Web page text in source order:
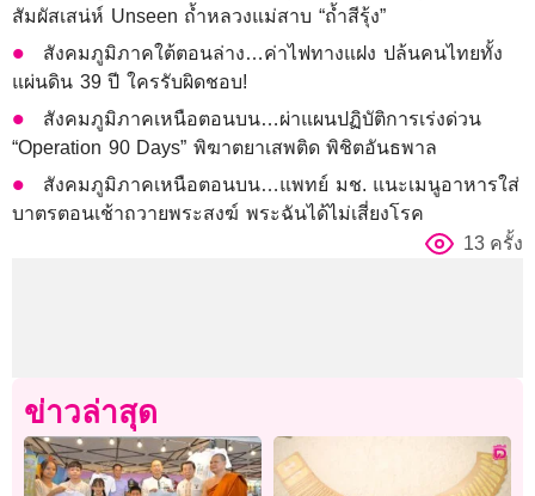
สัมผัสเสน่ห์ Unseen ถ้ำหลวงแม่สาบ “ถ้ำสีรุ้ง”
สังคมภูมิภาคใต้ตอนล่าง…ค่าไฟทางแฝง ปล้นคนไทยทั้ง
แผ่นดิน 39 ปี ใครรับผิดชอบ!
สังคมภูมิภาคเหนือตอนบน…ผ่าแผนปฏิบัติการเร่งด่วน
“Operation 90 Days” พิฆาตยาเสพติด พิชิตอันธพาล
สังคมภูมิภาคเหนือตอนบน…แพทย์ มช. แนะเมนูอาหารใส่
บาตรตอนเช้าถวายพระสงฆ์ พระฉันได้ไม่เสี่ยงโรค
13 ครั้ง
ข่าวล่าสุด